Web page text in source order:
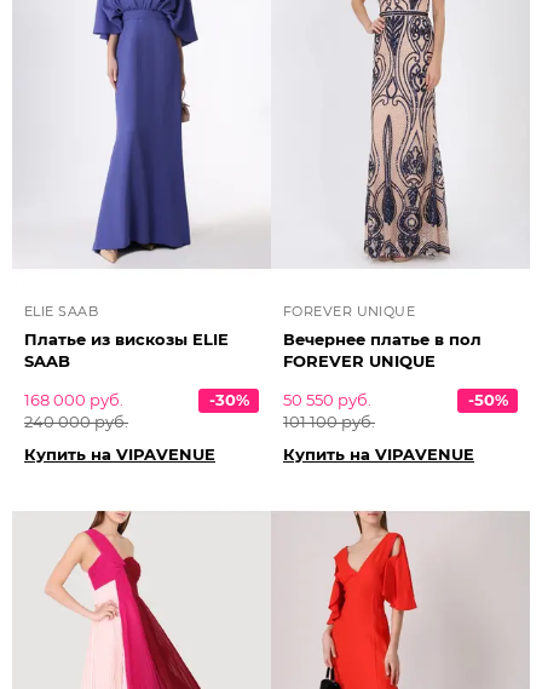
ELIE SAAB
Платье из вискозы ELIE
SAAB
168 000 руб.
240 000 руб.
-30%
Купить на VIPAVENUE
FOREVER UNIQUE
Вечернее платье в пол
FOREVER UNIQUE
50 550 руб.
101 100 руб.
-50%
Купить на VIPAVENUE